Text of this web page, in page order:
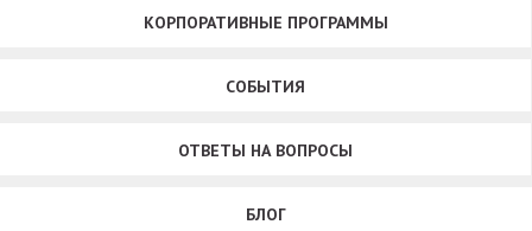
КОРПОРАТИВНЫЕ ПРОГРАММЫ
СОБЫТИЯ
ОТВЕТЫ НА ВОПРОСЫ
БЛОГ